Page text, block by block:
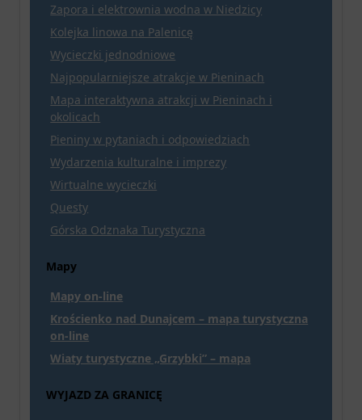
Zapora i elektrownia wodna w Niedzicy
Kolejka linowa na Palenicę
Wycieczki jednodniowe
Najpopularniejsze atrakcje w Pieninach
Mapa interaktywna atrakcji w Pieninach i
okolicach
Pieniny w pytaniach i odpowiedziach
Wydarzenia kulturalne i imprezy
Wirtualne wycieczki
Questy
Górska Odznaka Turystyczna
Mapy
Mapy on-line
Krościenko nad Dunajcem – mapa turystyczna
on-line
Wiaty turystyczne „Grzybki” – mapa
WYJAZD ZA GRANICĘ